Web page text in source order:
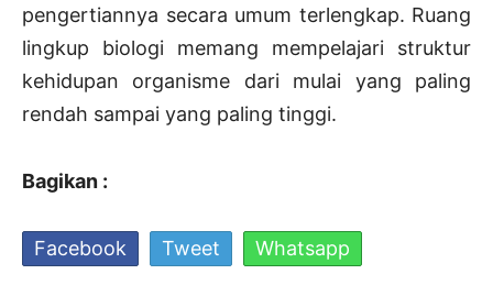
pengertiannya secara umum terlengkap. Ruang
lingkup biologi memang mempelajari struktur
kehidupan organisme dari mulai yang paling
rendah sampai yang paling tinggi.
Bagikan :
Facebook Tweet Whatsapp